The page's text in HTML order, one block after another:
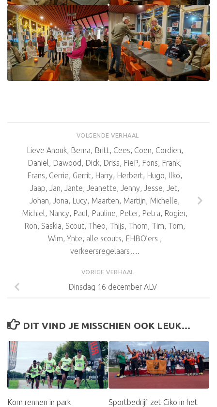
VOLGENDE VERHAAL
Lieve Anouk, Berna, Britt, Cees, Coen, Cordien,
Daniel, Dawood, Dick, Driss, FieP, Fons, Frank,
Frans, Gerrie, Gerrit, Harry, Herbert, Hugo, Ilko,
Jaap, Jan, Jante, Jeanette, Jenny, Jesse, Jet,
Johan, Jona, Lucy, Maarten, Martijn, Michelle,
Michiel, Nancy, Paul, Pauline, Peter, Petra, Rogier,
Ron, Saskia, Scout, Theo, Thijs, Thom, Tim, Tom,
Wim, Ynte, alle scouts, EHBO’ers ,
verkeersregelaars….
VORIGE VERHAAL
Dinsdag 16 december ALV
DIT VIND JE MISSCHIEN OOK LEUK...
Kom rennen in park
Sportbedrijf zet Ciko in het